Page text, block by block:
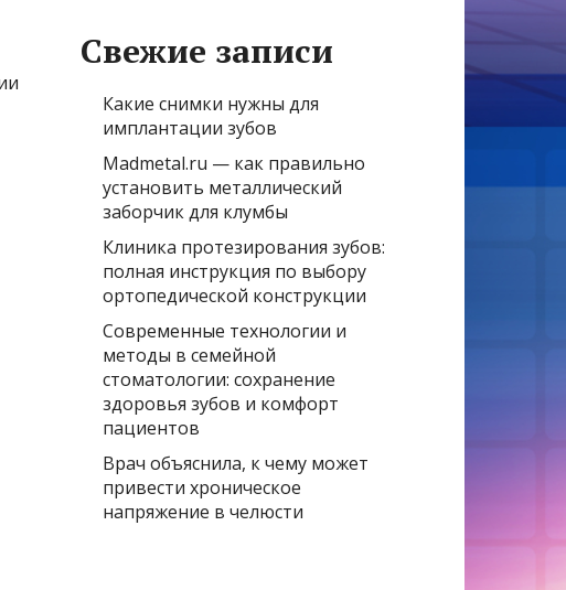
Свежие записи
Какие снимки нужны для
имплантации зубов
Madmetal.ru — как правильно
установить металлический
заборчик для клумбы
Клиника протезирования зубов:
полная инструкция по выбору
ортопедической конструкции
Современные технологии и
методы в семейной
стоматологии: сохранение
здоровья зубов и комфорт
пациентов
Врач объяснила, к чему может
привести хроническое
напряжение в челюсти